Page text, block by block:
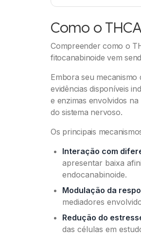
Como o
Compreender como o
fitocanabinoide vem
Embora seu mecanismo
evidências disponíveis
e enzimas envolvidos
do sistema nervoso.
Os principais
Interação com
apresentar baixa
endocanabinoide.
Modulação da
mediadores
Redução do
das células em